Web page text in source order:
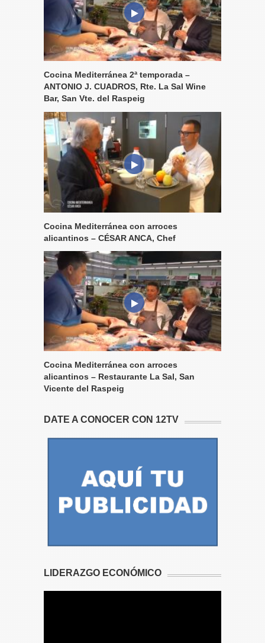
Cocina Mediterránea 2ª temporada –
ANTONIO J. CUADROS, Rte. La Sal Wine
Bar, San Vte. del Raspeig
Cocina Mediterránea con arroces
alicantinos – CÉSAR ANCA, Chef
Cocina Mediterránea con arroces
alicantinos – Restaurante La Sal, San
Vicente del Raspeig
DATE A CONOCER CON 12TV
LIDERAZGO ECONÓMICO